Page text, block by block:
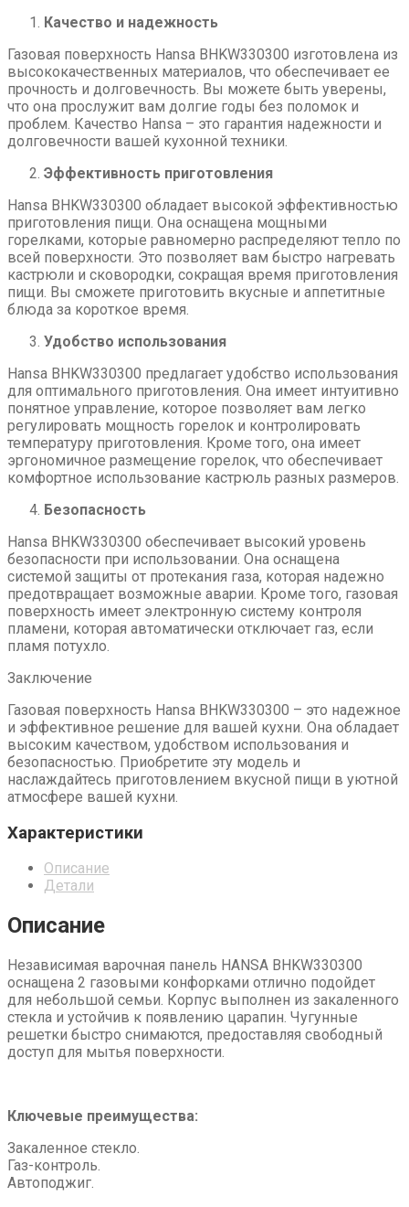
Качество и надежность
Газовая поверхность Hansa BHKW330300 изготовлена из
высококачественных материалов, что обеспечивает ее
прочность и долговечность. Вы можете быть уверены,
что она прослужит вам долгие годы без поломок и
проблем. Качество Hansa – это гарантия надежности и
долговечности вашей кухонной техники.
Эффективность приготовления
Hansa BHKW330300 обладает высокой эффективностью
приготовления пищи. Она оснащена мощными
горелками, которые равномерно распределяют тепло по
всей поверхности. Это позволяет вам быстро нагревать
кастрюли и сковородки, сокращая время приготовления
пищи. Вы сможете приготовить вкусные и аппетитные
блюда за короткое время.
Удобство использования
Hansa BHKW330300 предлагает удобство использования
для оптимального приготовления. Она имеет интуитивно
понятное управление, которое позволяет вам легко
регулировать мощность горелок и контролировать
температуру приготовления. Кроме того, она имеет
эргономичное размещение горелок, что обеспечивает
комфортное использование кастрюль разных размеров.
Безопасность
Hansa BHKW330300 обеспечивает высокий уровень
безопасности при использовании. Она оснащена
системой защиты от протекания газа, которая надежно
предотвращает возможные аварии. Кроме того, газовая
поверхность имеет электронную систему контроля
пламени, которая автоматически отключает газ, если
пламя потухло.
Заключение
Газовая поверхность Hansa BHKW330300 – это надежное
и эффективное решение для вашей кухни. Она обладает
высоким качеством, удобством использования и
безопасностью. Приобретите эту модель и
наслаждайтесь приготовлением вкусной пищи в уютной
атмосфере вашей кухни.
Характеристики
Описание
Детали
Описание
Независимая варочная панель HANSA BHKW330300
оснащена 2 газовыми конфорками отлично подойдет
для небольшой семьи. Корпус выполнен из закаленного
стекла и устойчив к появлению царапин. Чугунные
решетки быстро снимаются, предоставляя свободный
доступ для мытья поверхности.
Ключевые преимущества:
Закаленное стекло.
Газ-контроль.
Автоподжиг.